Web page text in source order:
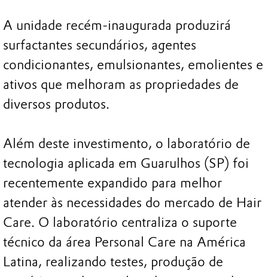
A unidade recém-inaugurada produzirá
surfactantes secundários, agentes
condicionantes, emulsionantes, emolientes e
ativos que melhoram as propriedades de
diversos produtos.
Além deste investimento, o laboratório de
tecnologia aplicada em Guarulhos (SP) foi
recentemente expandido para melhor
atender às necessidades do mercado de Hair
Care. O laboratório centraliza o suporte
técnico da área Personal Care na América
Latina, realizando testes, produção de